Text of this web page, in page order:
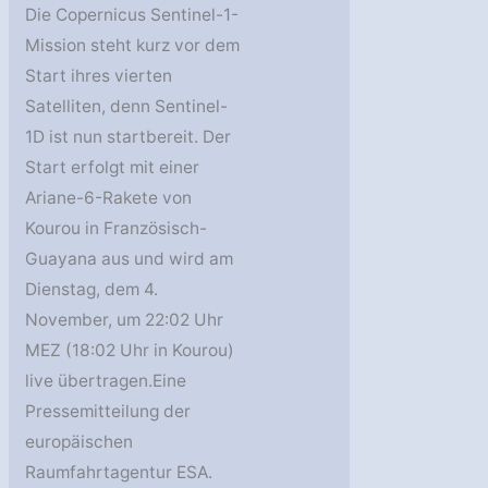
Die Copernicus Sentinel-1-
Mission steht kurz vor dem
Start ihres vierten
Satelliten, denn Sentinel-
1D ist nun startbereit. Der
Start erfolgt mit einer
Ariane-6-Rakete von
Kourou in Französisch-
Guayana aus und wird am
Dienstag, dem 4.
November, um 22:02 Uhr
MEZ (18:02 Uhr in Kourou)
live übertragen.Eine
Pressemitteilung der
europäischen
Raumfahrtagentur ESA.